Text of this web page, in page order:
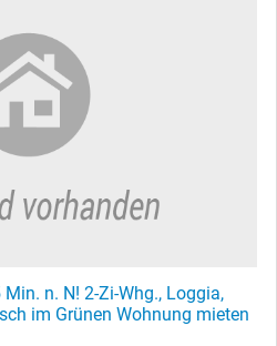
n. N! 2-Zi-Whg., Loggia,
im Grünen Wohnung mieten